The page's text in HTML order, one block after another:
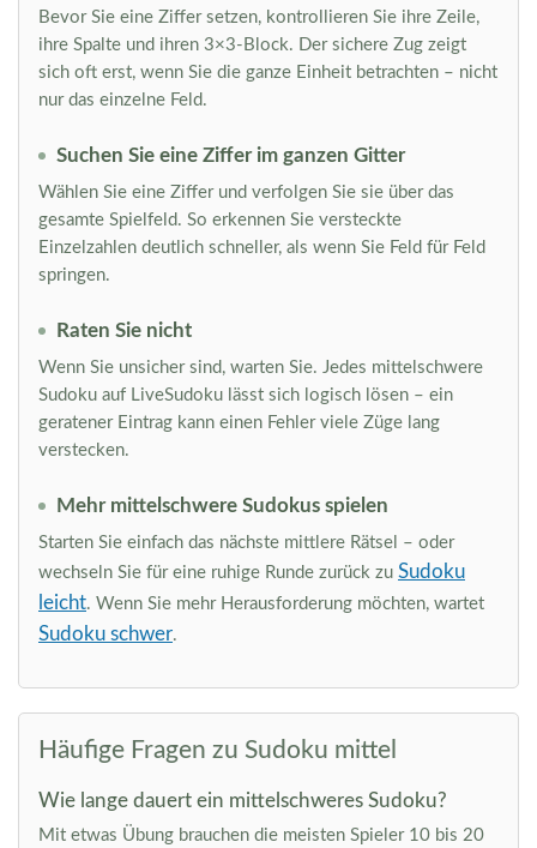
Bevor Sie eine Ziffer setzen, kontrollieren Sie ihre Zeile,
ihre Spalte und ihren 3×3-Block. Der sichere Zug zeigt
sich oft erst, wenn Sie die ganze Einheit betrachten – nicht
nur das einzelne Feld.
Suchen Sie eine Ziffer im ganzen Gitter
Wählen Sie eine Ziffer und verfolgen Sie sie über das
gesamte Spielfeld. So erkennen Sie versteckte
Einzelzahlen deutlich schneller, als wenn Sie Feld für Feld
springen.
Raten Sie nicht
Wenn Sie unsicher sind, warten Sie. Jedes mittelschwere
Sudoku auf LiveSudoku lässt sich logisch lösen – ein
geratener Eintrag kann einen Fehler viele Züge lang
verstecken.
Mehr mittelschwere Sudokus spielen
Starten Sie einfach das nächste mittlere Rätsel – oder
wechseln Sie für eine ruhige Runde zurück zu Sudoku
leicht. Wenn Sie mehr Herausforderung möchten, wartet
Sudoku schwer.
Häufige Fragen zu Sudoku mittel
Wie lange dauert ein mittelschweres Sudoku?
Mit etwas Übung brauchen die meisten Spieler 10 bis 20